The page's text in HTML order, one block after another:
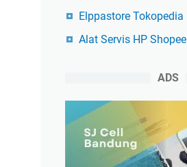
Elppastore Tokopedia
Alat Servis HP Shopee
ADS